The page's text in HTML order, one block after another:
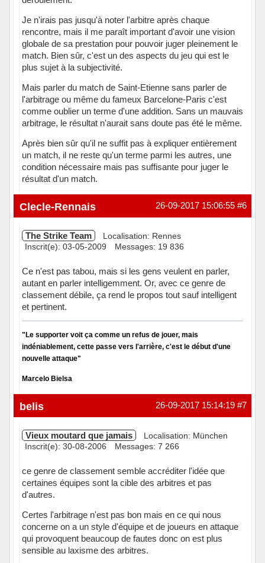
Je n'irais pas jusqu'à noter l'arbitre après chaque
rencontre, mais il me paraît important d'avoir une vision
globale de sa prestation pour pouvoir juger pleinement le
match. Bien sûr, c'est un des aspects du jeu qui est le
plus sujet à la subjectivité.
Mais parler du match de Saint-Etienne sans parler de
l'arbitrage ou même du fameux Barcelone-Paris c'est
comme oublier un terme d'une addition. Sans un mauvais
arbitrage, le résultat n'aurait sans doute pas été le même.
Après bien sûr qu'il ne suffit pas à expliquer entièrement
un match, il ne reste qu'un terme parmi les autres, une
condition nécessaire mais pas suffisante pour juger le
résultat d'un match.
Hors ligne #6
26-09-2017 15:06:55
Clecle-Rennais
The Strike Team
Localisation: Rennes
Inscrit(e): 03-05-2009
Messages: 19 836
Ce n'est pas tabou, mais si les gens veulent en parler,
autant en parler intelligemment. Or, avec ce genre de
classement débile, ça rend le propos tout sauf intelligent
et pertinent.
"Le supporter voit ça comme un refus de jouer, mais
indéniablement, cette passe vers l'arrière, c'est le début d'une
nouvelle attaque"
Marcelo Bielsa
Hors ligne #7
26-09-2017 15:14:19
belis
Vieux moutard que jamais
Localisation: München
Inscrit(e): 30-08-2006
Messages: 7 266
ce genre de classement semble accréditer l'idée que
certaines équipes sont la cible des arbitres et pas
d'autres.
Certes l'arbitrage n'est pas bon mais en ce qui nous
concerne on a un style d'équipe et de joueurs en attaque
qui provoquent beaucoup de fautes donc on est plus
sensible au laxisme des arbitres.